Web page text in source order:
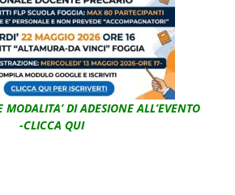
MODALITA’ DI ADESIONE ALL’EVENTO
-CLICCA QUI